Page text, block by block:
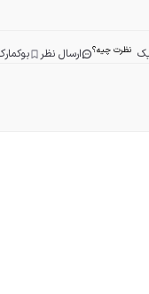
نظرت چیه؟ ارسال نظر